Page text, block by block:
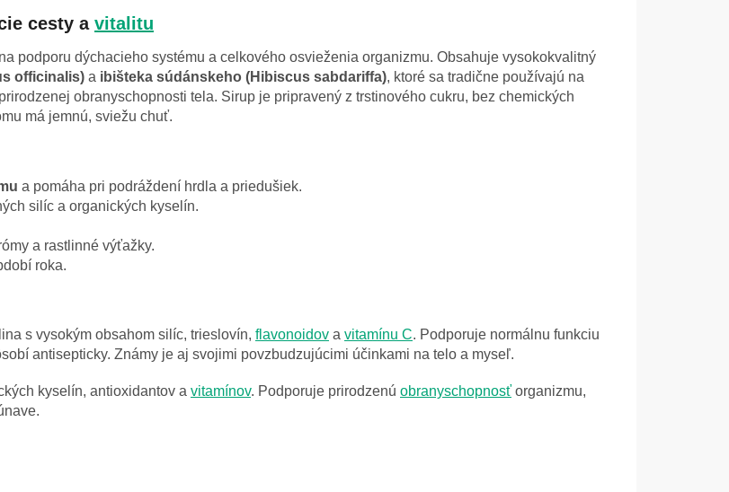
cesty a vitalitu
podporu dýchacieho systému a celkového osvieženia organizmu. Obsahuje vysokokvalitný
officinalis) a ibišteka súdánskeho (Hibiscus sabdariffa), ktoré sa tradične používajú na
obranyschopnosti tela. Sirup je pripravený z trstinového cukru, bez chemických
má jemnú, sviežu chuť.
a pomáha pri podráždení hrdla a priedušiek.
silíc a organických kyselín.
a rastlinné výťažky.
roka.
s vysokým obsahom silíc, trieslovín, flavonoidov a vitamínu C. Podporuje normálnu funkciu
antisepticky. Známy je aj svojimi povzbudzujúcimi účinkami na telo a myseľ.
kyselín, antioxidantov a vitamínov. Podporuje prirodzenú obranyschopnosť organizmu,